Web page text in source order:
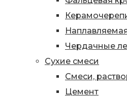
Чердачные
Сухие смеси
Смеси,
Цемент